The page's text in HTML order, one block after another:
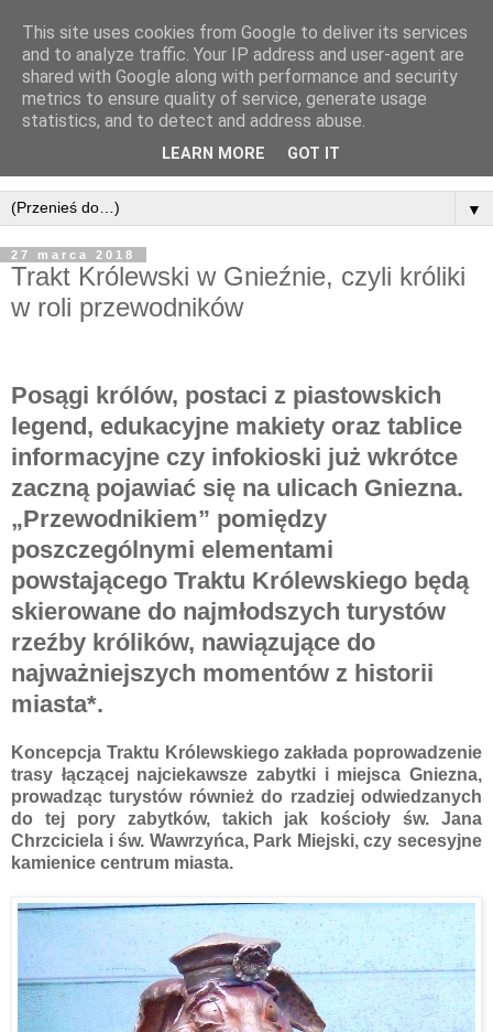
▼
27 marca 2018
Trakt Królewski w Gnieźnie, czyli króliki
w roli przewodników
Posągi królów, postaci z piastowskich
legend, edukacyjne makiety oraz tablice
informacyjne czy infokioski już wkrótce
zaczną pojawiać się na ulicach Gniezna.
„Przewodnikiem” pomiędzy
poszczególnymi elementami
powstającego Traktu Królewskiego będą
skierowane do najmłodszych turystów
rzeźby królików, nawiązujące do
najważniejszych momentów z historii
miasta*.
Koncepcja Traktu Królewskiego zakłada poprowadzenie
trasy łączącej najciekawsze zabytki i miejsca Gniezna,
prowadząc turystów również do rzadziej odwiedzanych
do tej pory zabytków, takich jak kościoły św. Jana
Chrzciciela i św. Wawrzyńca, Park Miejski, czy secesyjne
kamienice centrum miasta.
This site uses cookies from Google to deliver its services
and to analyze traffic. Your IP address and user-agent are
shared with Google along with performance and security
metrics to ensure quality of service, generate usage
statistics, and to detect and address abuse.
LEARN MORE GOT IT